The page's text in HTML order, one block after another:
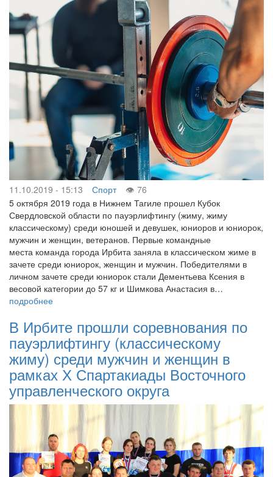
11.10.2019 - 15:13 Спорт
76
5 октября 2019 года в Нижнем Тагиле прошел Кубок
Свердловской области по пауэрлифтингу (жиму, жиму
классическому) среди юношей и девушек, юниоров и юниорок,
мужчин и женщин, ветеранов. Первые командные
места команда города Ирбита заняла в классическом жиме в
зачете среди юниорок, женщин и мужчин. Победителями в
личном зачете среди юниорок стали Дементьева Ксения в
весовой категории до 57 кг и Шимкова Анастасия в…
подробнее
В Ирбите прошли соревнования по
пауэрлифтингу (классическому
жиму) среди мужчин и женщин в
рамках Х Спартакиады Восточного
управленческого округа